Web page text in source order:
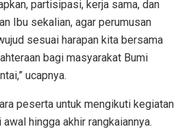
partisipasi, kerja sama, dan
Ibu sekalian, agar perumusan
sesuai harapan kita bersama
bagi masyarakat Bumi
ucapnya.
peserta untuk mengikuti kegiatan
hingga akhir rangkaiannya.